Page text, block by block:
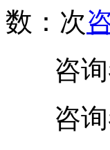
数： 次
咨询
咨询